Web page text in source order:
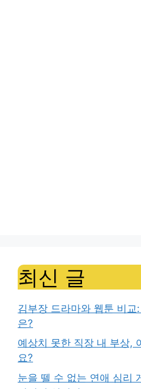
최신 글
김부장 드라마와 웹툰 비
은?
예상치 못한 직장 내 부상,
요?
눈을 뗄 수 없는 연애 심리